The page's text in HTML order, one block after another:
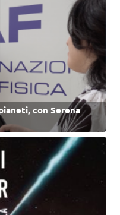
con Serena